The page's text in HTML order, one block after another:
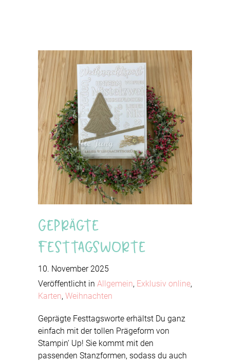
Geprägte
Festtagsworte
10. November 2025
Veröffentlicht in Allgemein, Exklusiv online,
Karten, Weihnachten
Geprägte Festtagsworte erhältst Du ganz
einfach mit der tollen Prägeform von
Stampin‘ Up! Sie kommt mit den
passenden Stanzformen, sodass du auch